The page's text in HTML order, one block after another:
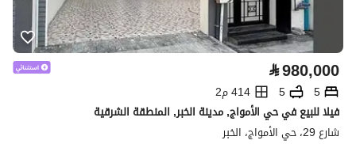
⃁980,000
5
5
414 م2
فيلا للبيع في حي الأمواج, مدينة الخبر, المنطقة الشرقية
شارع 29، حي الأمواج، الخبر